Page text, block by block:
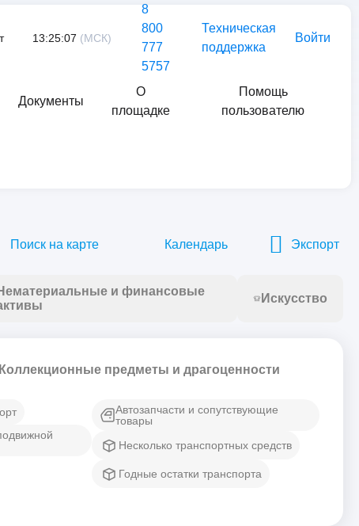
13:25:07 (МСК)
8
800
777
5757
Техническая
поддержка
Войти
Документы
О
площадке
Помощь
пользователю
Поиск на карте Календарь Экспорт
и финансовые
Искусство
Коллекционные предметы и драгоценности
Автозапчасти и сопутствующие
товары
Несколько транспортных средств
Годные остатки транспорта